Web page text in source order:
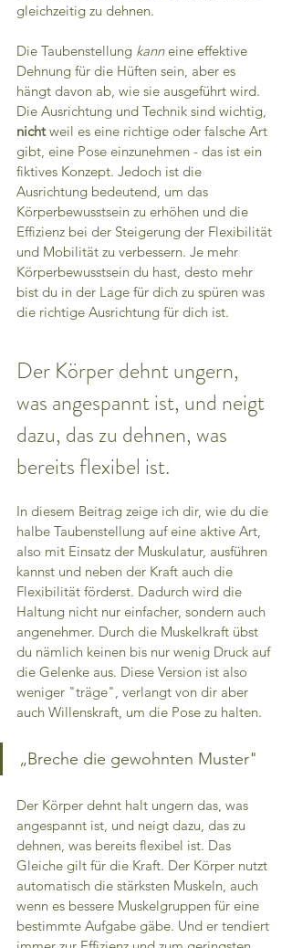
gleichzeitig zu dehnen.
Die Taubenstellung kann eine effektive
Dehnung für die Hüften sein, aber es
hängt davon ab, wie sie ausgeführt wird.
Die Ausrichtung und Technik sind wichtig,
nicht weil es eine richtige oder falsche Art
gibt, eine Pose einzunehmen - das ist ein
fiktives Konzept. Jedoch ist die
Ausrichtung bedeutend, um das
Körperbewusstsein zu erhöhen und die
Effizienz bei der Steigerung der Flexibilität
und Mobilität zu verbessern. Je mehr
Körperbewusstsein du hast, desto mehr
bist du in der Lage für dich zu spüren was
die richtige Ausrichtung für dich ist.
Der Körper dehnt ungern,
was angespannt ist, und neigt
dazu, das zu dehnen, was
bereits flexibel ist.
In diesem Beitrag zeige ich dir, wie du die
halbe Taubenstellung auf eine aktive Art,
also mit Einsatz der Muskulatur, ausführen
kannst und neben der Kraft auch die
Flexibilität förderst. Dadurch wird die
Haltung nicht nur einfacher, sondern auch
angenehmer. Durch die Muskelkraft übst
du nämlich keinen bis nur wenig Druck auf
die Gelenke aus. Diese Version ist also
weniger "träge", verlangt von dir aber
auch Willenskraft, um die Pose zu halten.
„Breche die gewohnten Muster"
Der Körper dehnt halt ungern das, was
angespannt ist, und neigt dazu, das zu
dehnen, was bereits flexibel ist. Das
Gleiche gilt für die Kraft. Der Körper nutzt
automatisch die stärksten Muskeln, auch
wenn es bessere Muskelgruppen für eine
bestimmte Aufgabe gäbe. Und er tendiert